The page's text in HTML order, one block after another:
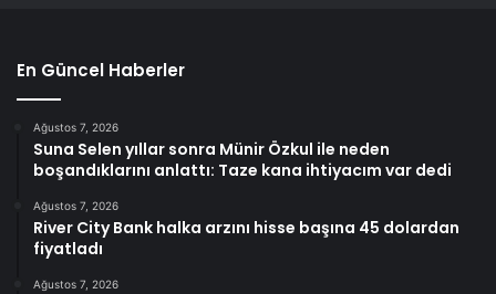
En Güncel Haberler
Ağustos 7, 2026
Suna Selen yıllar sonra Münir Özkul ile neden
boşandıklarını anlattı: Taze kana ihtiyacım var dedi
Ağustos 7, 2026
River City Bank halka arzını hisse başına 45 dolardan
fiyatladı
Ağustos 7, 2026